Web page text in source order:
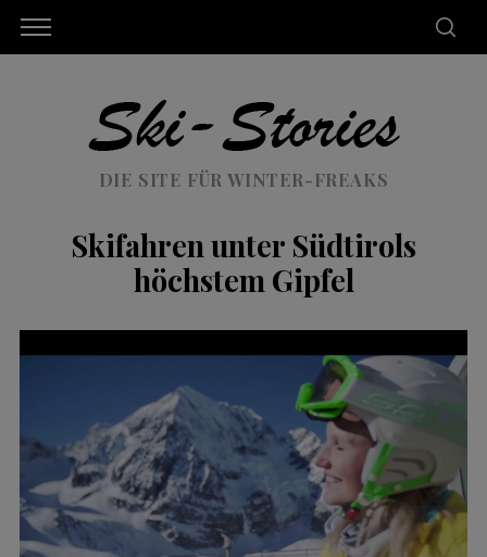
DIE SITE FÜR WINTER-FREAKS
Skifahren unter Südtirols
höchstem Gipfel